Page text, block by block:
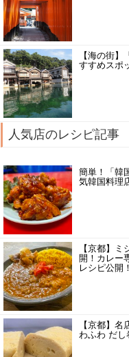
【海の街
すすめスポ
人気店のレシピ記事
簡単！「韓
気韓国料理
【京都】
開！カレー
レシピ公開！
【京都】
わふわ だし